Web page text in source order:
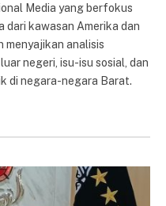
Media yang berfokus
dari kawasan Amerika dan
menyajikan analisis
negeri, isu-isu sosial, dan
di negara-negara Barat.